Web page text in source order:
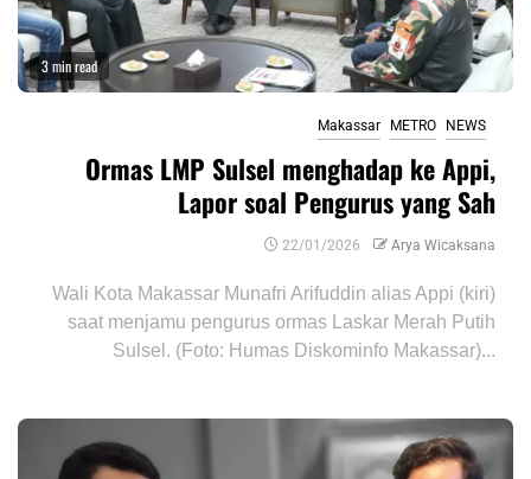
3 min read
Makassar METRO NEWS
Ormas LMP Sulsel menghadap ke Appi,
Lapor soal Pengurus yang Sah
22/01/2026 Arya Wicaksana
Wali Kota Makassar Munafri Arifuddin alias Appi (kiri)
saat menjamu pengurus ormas Laskar Merah Putih
Sulsel. (Foto: Humas Diskominfo Makassar)...